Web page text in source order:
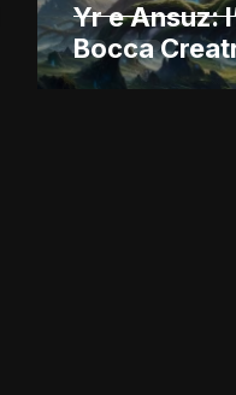
Yr e Ansuz:
Bocca